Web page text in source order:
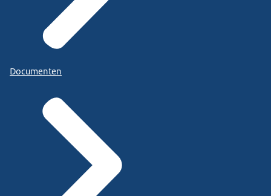
Documenten